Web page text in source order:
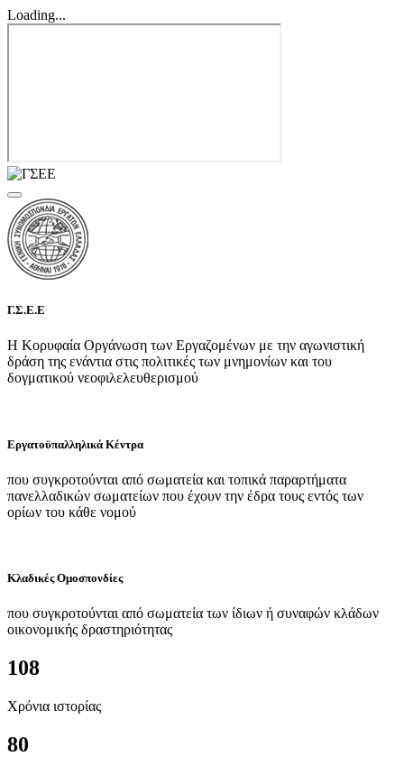
Loading...
Γ.Σ.Ε.Ε
Η Κορυφαία Οργάνωση των Εργαζομένων με την αγωνιστική
δράση της ενάντια στις πολιτικές των μνημονίων και του
δογματικού νεοφιλελευθερισμού
Εργατοϋπαλληλικά Κέντρα
που συγκροτούνται από σωματεία και τοπικά παραρτήματα
πανελλαδικών σωματείων που έχουν την έδρα τους εντός των
ορίων του κάθε νομού
Κλαδικές Ομοσπονδίες
που συγκροτούνται από σωματεία των ίδιων ή συναφών κλάδων
οικονομικής δραστηριότητας
108
Χρόνια ιστορίας
80